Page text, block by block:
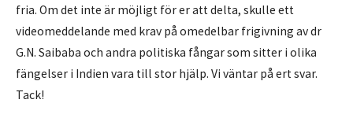
fria. Om det inte är möjligt för er att delta, skulle ett
videomeddelande med krav på omedelbar frigivning av dr
G.N. Saibaba och andra politiska fångar som sitter i olika
fängelser i Indien vara till stor hjälp. Vi väntar på ert svar.
Tack!